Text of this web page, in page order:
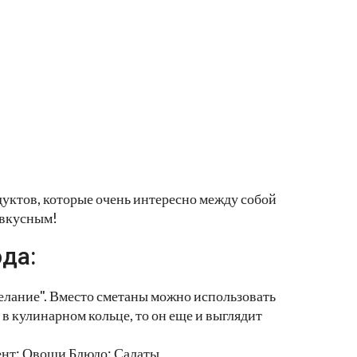
которые очень интересно между собой
Вместо сметаны можно использовать
кулинарном кольце, то он еще и выглядит
Овощи Блюдо: Салаты